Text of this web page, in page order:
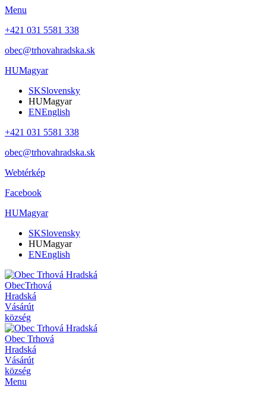
Menu
+421 031 5581 338
obec@trhovahradska.sk
HUMagyar
SKSlovensky
HUMagyar
ENEnglish
+421 031 5581 338
obec@trhovahradska.sk
Webtérkép
Facebook
HUMagyar
SKSlovensky
HUMagyar
ENEnglish
ObecTrhová
Hradská
Vásárút
község
Obec Trhová
Hradská
Vásárút
község
Menu